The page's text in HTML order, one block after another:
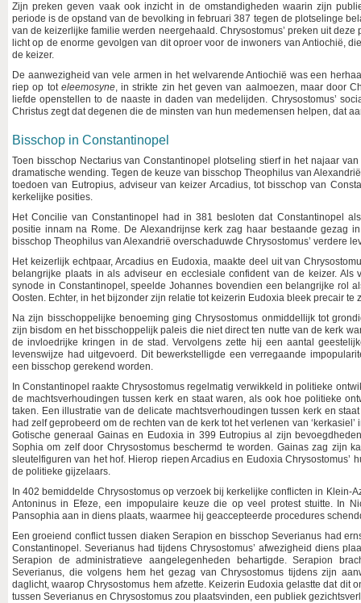
Zijn preken geven vaak ook inzicht in de omstandigheden waarin zijn
periode is de opstand van de bevolking in februari 387 tegen de plotselinge
van de keizerlijke familie werden neergehaald. Chrysostomus’ preken uit
licht op de enorme gevolgen van dit oproer voor de inwoners van Antiochië,
de keizer.
De aanwezigheid van vele armen in het welvarende Antiochië was een
riep op tot eleemosyne, in strikte zin het geven van aalmoezen, maar door
liefde openstellen to de naaste in daden van medelijden. Chrysostomus’
Christus zegt dat degenen die de minsten van hun medemensen helpen, dat
Bisschop in Constantinopel
Toen bisschop Nectarius van Constantinopel plotseling stierf in het najaar
dramatische wending. Tegen de keuze van bisschop Theophilus van
toedoen van Eutropius, adviseur van keizer Arcadius, tot bisschop van
kerkelijke posities.
Het Concilie van Constantinopel had in 381 besloten dat Constantinopel
positie innam na Rome. De Alexandrijnse kerk zag haar bestaande gezag
bisschop Theophilus van Alexandrië overschaduwde Chrysostomus’ verdere
Het keizerlijk echtpaar, Arcadius en Eudoxia, maakte deel uit van
belangrijke plaats in als adviseur en ecclesiale confident van de keizer. Als
synode in Constantinopel, speelde Johannes bovendien een belangrijke rol
Oosten. Echter, in het bijzonder zijn relatie tot keizerin Eudoxia bleek precair
Na zijn bisschoppelijke benoeming ging Chrysostomus onmiddellijk tot
zijn bisdom en het bisschoppelijk paleis die niet direct ten nutte van de kerk
de invloedrijke kringen in de stad. Vervolgens zette hij een aantal
levenswijze had uitgevoerd. Dit bewerkstelligde een verregaande
een bisschop gerekend worden.
In Constantinopel raakte Chrysostomus regelmatig verwikkeld in politieke
de machtsverhoudingen tussen kerk en staat waren, als ook hoe politieke
taken. Een illustratie van de delicate machtsverhoudingen tussen kerk en
had zelf geprobeerd om de rechten van de kerk tot het verlenen van
Gotische generaal Gainas en Eudoxia in 399 Eutropius al zijn
Sophia om zelf door Chrysostomus beschermd te worden. Gainas zag zijn
sleutelfiguren van het hof. Hierop riepen Arcadius en Eudoxia Chrysostomus’
de politieke gijzelaars.
In 402 bemiddelde Chrysostomus op verzoek bij kerkelijke conflicten in Klein-
Antoninus in Efeze, een impopulaire keuze die op veel protest stuitte. In
Pansophia aan in diens plaats, waarmee hij geaccepteerde procedures
Een groeiend conflict tussen diaken Serapion en bisschop Severianus had
Constantinopel. Severianus had tijdens Chrysostomus’ afwezigheid diens
Serapion de administratieve aangelegenheden behartigde. Serapion
Severianus, die volgens hem het gezag van Chrysostomus tijdens zijn
daglicht, waarop Chrysostomus hem afzette. Keizerin Eudoxia gelastte dat dit
tussen Severianus en Chrysostomus zou plaatsvinden, een publiek